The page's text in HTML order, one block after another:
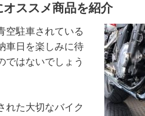
ススメ商品を紹介
空駐車されている
車日を楽しみに待
ではないでしょう
れた大切なバイク